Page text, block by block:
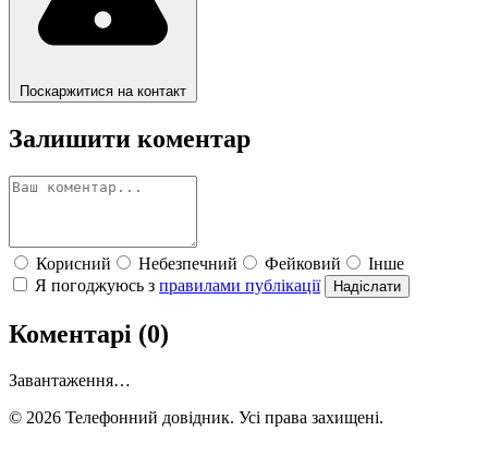
Поскаржитися на контакт
Залишити коментар
Корисний Небезпечний Фейковий
Інше
Я погоджуюсь з правилами публікації Надіслати
Коментарі (0)
Завантаження…
© 2026 Телефонний довідник. Усі права захищені.